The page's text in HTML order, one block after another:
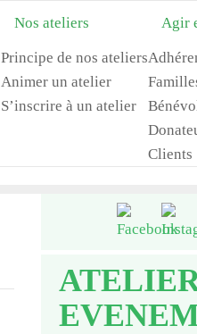
Nos ateliers
Principe de nos ateliers
Animer un atelier
S’inscrire à un atelier
Agir
Clients